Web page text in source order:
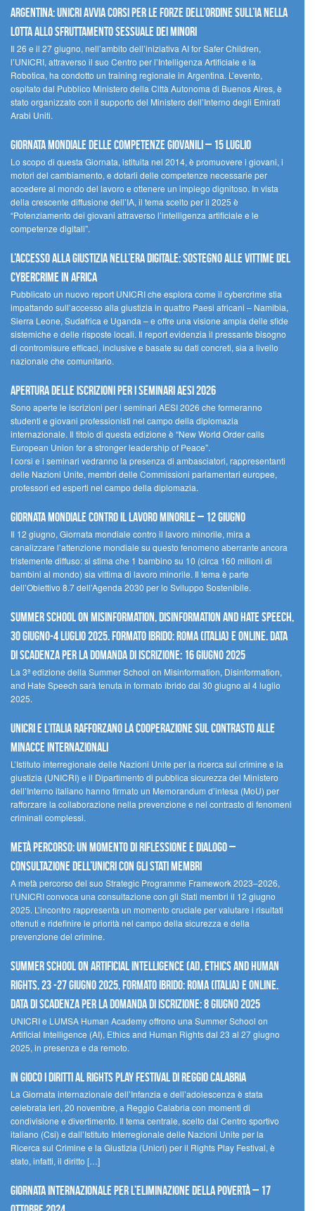
Argentina: UNICRI avvia corsi per le forze dell’ordine sull’IA nella
lotta allo sfruttamento sessuale dei minori
Il 26 e il 27 giugno, nell’ambito dell’iniziativa AI for Safer Children,
l’UNICRI, attraverso il suo Centro per l’Intelligenza Artificiale e la
Robotica, ha condotto un training regionale in Argentina. L’evento,
ospitato dal Pubblico Ministero della Città Autonoma di Buenos Aires, è
stato organizzato con il supporto del Ministero dell’Interno degli Emirati
Arabi Uniti.
Giornata Mondiale delle Competenze Giovanili – 15 luglio
Lo scopo di questa Giornata, istituita nel 2014, è promuovere i giovani, i
motori del cambiamento, e dotarli delle competenze necessarie per
accedere al mondo del lavoro e ottenere un impiego dignitoso. In vista
della crescente diffusione dell’IA, il tema scelto per il 2025 è
“Potenziamento dei giovani attraverso l’intelligenza artificiale e le
competenze digitali”.
L’accesso alla giustizia nell’era digitale: sostegno alle vittime del
cybercrime in Africa
Pubblicato un nuovo report UNICRI che esplora come il cybercrime stia
impattando sull’accesso alla giustizia in quattro Paesi africani – Namibia,
Sierra Leone, Sudafrica e Uganda – e offre una visione ampia delle sfide
sistemiche e delle risposte locali. Il report evidenzia il pressante bisogno
di contromisure efficaci, inclusive e basate su dati concreti, sia a livello
nazionale che comunitario.
Apertura delle iscrizioni per i seminari AESI 2026
Sono aperte le iscrizioni per i seminari AESI 2026 che formeranno
studenti e giovani professionisti nel campo della diplomazia
internazionale. Il titolo di questa edizione è “New World Order calls
European Union for a stronger leadership of Peace”.
I corsi e i seminari vedranno la presenza di ambasciatori, rappresentanti
delle Nazioni Unite, membri delle Commissioni parlamentari europee,
professori ed esperti nel campo della diplomazia.
Giornata mondiale contro il lavoro minorile – 12 giugno
Il 12 giugno, Giornata mondiale contro il lavoro minorile, mira a
canalizzare l’attenzione mondiale su questo fenomeno aberrante ancora
tristemente diffuso: si stima che 1 bambino su 10 (circa 160 milioni di
bambini al mondo) sia vittima di lavoro minorile. Il tema è parte
dell’Obiettivo 8.7 dell’Agenda 2030 per lo Sviluppo Sostenibile.
Summer School on Misinformation, Disinformation and Hate Speech,
30 giugno-4 luglio 2025. Formato ibrido: Roma (Italia) e online. Data
di scadenza per la domanda di iscrizione: 16 giugno 2025
La 3ª edizione della Summer School on Misinformation, Disinformation,
and Hate Speech sarà tenuta in formato ibrido dal 30 giugno al 4 luglio
2025.
UNICRI e l’Italia rafforzano la cooperazione sul contrasto alle
minacce internazionali
L’Istituto interregionale delle Nazioni Unite per la ricerca sul crimine e la
giustizia (UNICRI) e il Dipartimento di pubblica sicurezza del Ministero
dell’Interno italiano hanno firmato un Memorandum d’intesa (MoU) per
rafforzare la collaborazione nella prevenzione e nel contrasto di fenomeni
criminali complessi.
Metà percorso: un momento di riflessione e dialogo –
Consultazione dell’UNICRI con gli Stati membri
A metà percorso del suo Strategic Programme Framework 2023–2026,
l’UNICRI convoca una consultazione con gli Stati membri il 12 giugno
2025. L’incontro rappresenta un momento cruciale per valutare i risultati
ottenuti e ridefinire le priorità nel campo della sicurezza e della
prevenzione del crimine.
Summer School on Artificial Intelligence (AI), Ethics and Human
Rights, 23 -27 giugno 2025, Formato Ibrido: Roma (Italia) e online.
Data di scadenza per la domanda di iscrizione: 8 giugno 2025
UNICRI e LUMSA Human Academy offrono una Summer School on
Artificial Intelligence (AI), Ethics and Human Rights dal 23 al 27 giugno
2025, in presenza e da remoto.
In gioco i diritti al Rights Play Festival di Reggio Calabria
La Giornata internazionale dell’Infanzia e dell’adolescenza è stata
celebrata ieri, 20 novembre, a Reggio Calabria con momenti di
condivisione e divertimento. Il tema centrale, scelto dal Centro sportivo
italiano (Csi) e dall’Istituto Interregionale delle Nazioni Unite per la
Ricerca sul Crimine e la Giustizia (Unicri) per il Rights Play Festival, è
stato, infatti, il diritto […]
Giornata internazionale per l’eliminazione della povertà – 17